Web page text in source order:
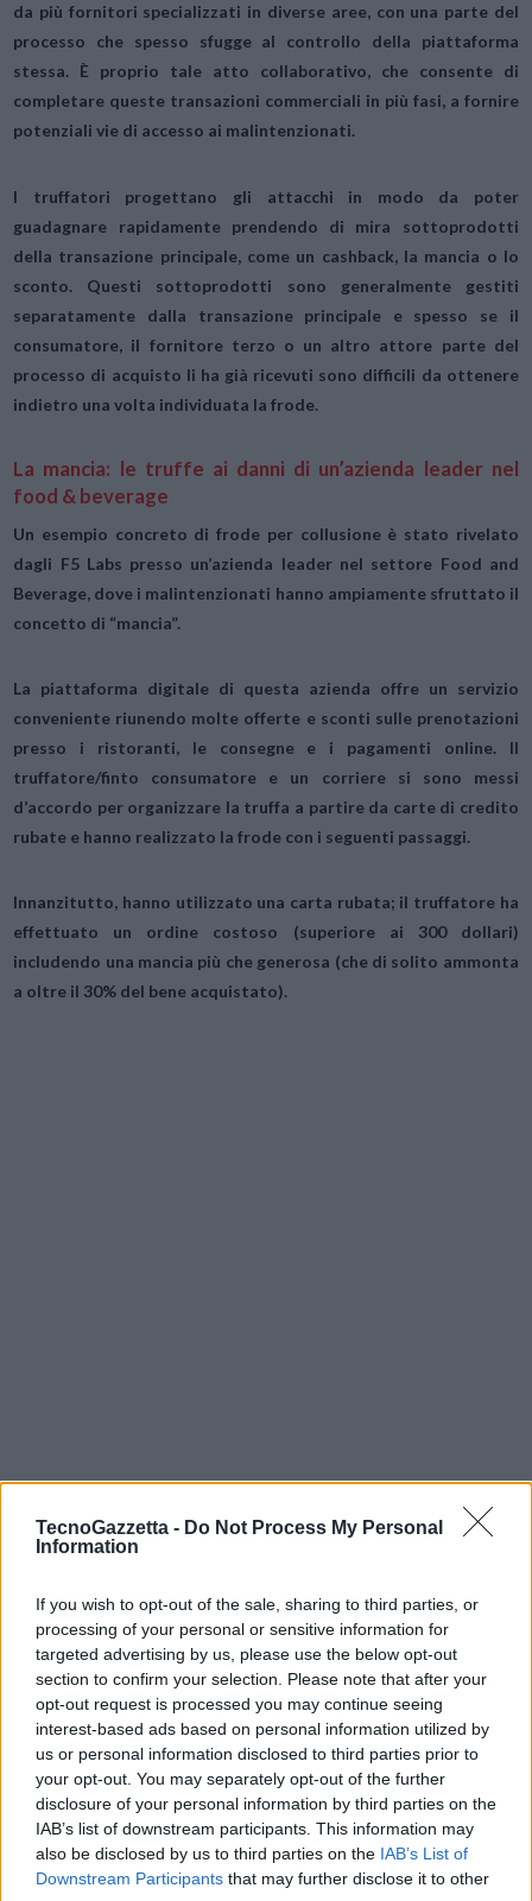
TecnoGazzetta - Do Not Process My Personal
Information
If you wish to opt-out of the sale, sharing to third parties, or
processing of your personal or sensitive information for
targeted advertising by us, please use the below opt-out
section to confirm your selection. Please note that after your
opt-out request is processed you may continue seeing
interest-based ads based on personal information utilized by
us or personal information disclosed to third parties prior to
your opt-out. You may separately opt-out of the further
disclosure of your personal information by third parties on the
IAB’s list of downstream participants. This information may
also be disclosed by us to third parties on the IAB’s List of
Downstream Participants that may further disclose it to other
da più fornitori specializzati in diverse aree, con una parte del
processo che spesso sfugge al controllo della piattaforma
stessa. È proprio tale atto collaborativo, che consente di
completare queste transazioni commerciali in più fasi, a fornire
potenziali vie di accesso ai malintenzionati.
I truffatori progettano gli attacchi in modo da poter
guadagnare rapidamente prendendo di mira sottoprodotti
della transazione principale, come un cashback, la mancia o lo
sconto. Questi sottoprodotti sono generalmente gestiti
separatamente dalla transazione principale e spesso se il
consumatore, il fornitore terzo o un altro attore parte del
processo di acquisto li ha già ricevuti sono difficili da ottenere
indietro una volta individuata la frode.
La mancia: le truffe ai danni di un’azienda leader nel
food & beverage
Un esempio concreto di frode per collusione è stato rivelato
dagli F5 Labs presso un’azienda leader nel settore Food and
Beverage, dove i malintenzionati hanno ampiamente sfruttato il
concetto di “mancia”.
La piattaforma digitale di questa azienda offre un servizio
conveniente riunendo molte offerte e sconti sulle prenotazioni
presso i ristoranti, le consegne e i pagamenti online. Il
truffatore/finto consumatore e un corriere si sono messi
d’accordo per organizzare la truffa a partire da carte di credito
rubate e hanno realizzato la frode con i seguenti passaggi.
Innanzitutto, hanno utilizzato una carta rubata; il truffatore ha
effettuato un ordine costoso (superiore ai 300 dollari)
includendo una mancia più che generosa (che di solito ammonta
a oltre il 30% del bene acquistato).
A quel punto l’ordine ha seguito il ciclo di vita standard e lecito,
e il titolare della carta di credito rubata, una volta rilevata la
transazione, ha contestato l’addebito della spesa alla propria
banca.
Tutto questo ha portato allo storno dell’addebito sul conto da
parte della banca, ovvero lo storno della transazione
fraudolenta contestata, che sulla piattaforma dell’azienda
equivale all’intero importo dell’ordine, inclusa la mancia, ma a